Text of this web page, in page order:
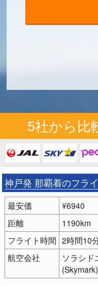
5社から比
神戸発 那覇着のフラ
最安価
¥6940
距離
1190km
フライト時間 2時間10
航空会社
ソラシド